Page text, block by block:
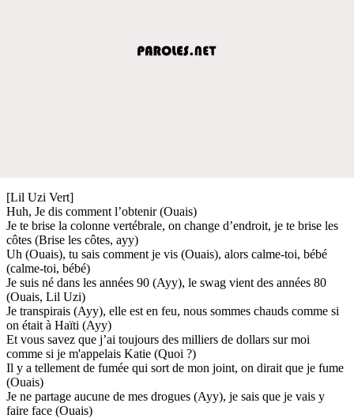
[Lil Uzi Vert]
Huh, Je dis comment l’obtenir (Ouais)
Je te brise la colonne vertébrale, on change d’endroit, je te brise les
côtes (Brise les côtes, ayy)
Uh (Ouais), tu sais comment je vis (Ouais), alors calme-toi, bébé
(calme-toi, bébé)
Je suis né dans les années 90 (Ayy), le swag vient des années 80
(Ouais, Lil Uzi)
Je transpirais (Ayy), elle est en feu, nous sommes chauds comme si
on était à Haïti (Ayy)
Et vous savez que j’ai toujours des milliers de dollars sur moi
comme si je m'appelais Katie (Quoi ?)
Il y a tellement de fumée qui sort de mon joint, on dirait que je fume
(Ouais)
Je ne partage aucune de mes drogues (Ayy), je sais que je vais y
faire face (Ouais)